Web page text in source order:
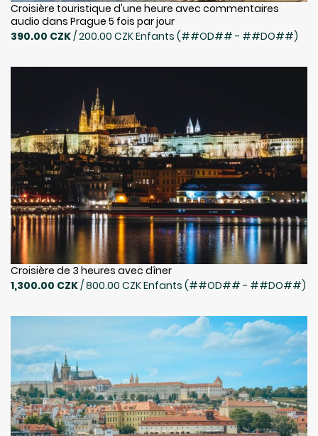
Croisière touristique d'une heure avec commentaires
audio dans Prague 5 fois par jour
390.00 CZK/ 200.00 CZK Enfants (##OD## - ##DO##)
Croisière de 3 heures avec dîner
1,300.00 CZK/ 800.00 CZK Enfants (##OD## - ##DO##)